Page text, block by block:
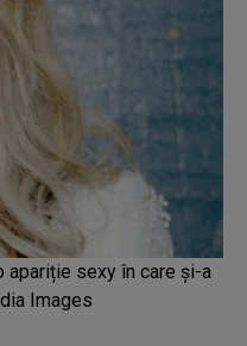
apariție sexy în care și-a
Images